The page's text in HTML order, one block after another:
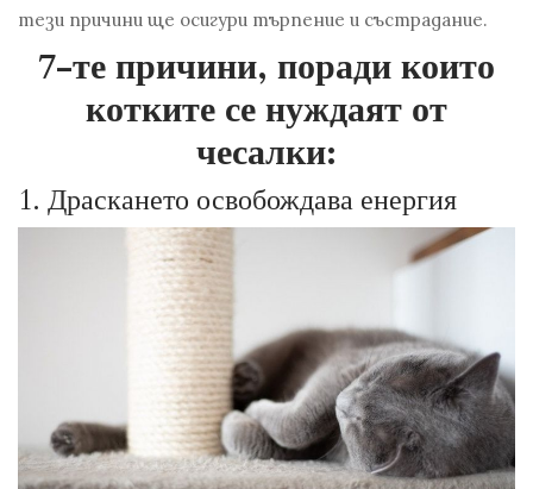
тези причини ще осигури търпение и състрадание.
7-те причини, поради които
котките се нуждаят от
чесалки:
1. Драскането освобождава енергия